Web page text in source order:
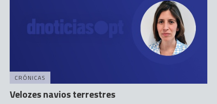
CRÓNICAS
Velozes navios terrestres